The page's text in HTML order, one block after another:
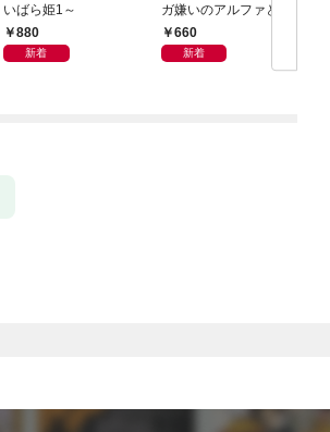
いばら姫1～
880
新着
ガ嫌いのアルファと愛
を知るまで1
660
新着